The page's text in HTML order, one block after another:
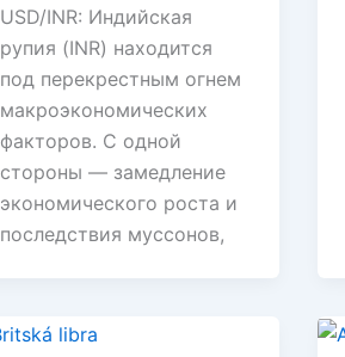
USD/INR: Индийская
рупия (INR) находится
под перекрестным огнем
макроэкономических
факторов. С одной
стороны — замедление
экономического роста и
последствия муссонов,